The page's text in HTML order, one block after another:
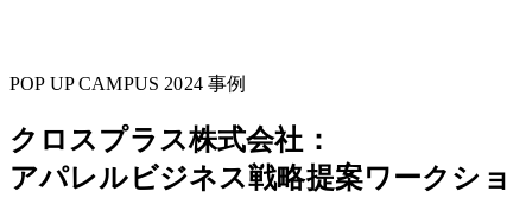
POP UP CAMPUS 2024 事例
クロスプラス株式会社：
アパレルビジネス戦略提案ワークショ